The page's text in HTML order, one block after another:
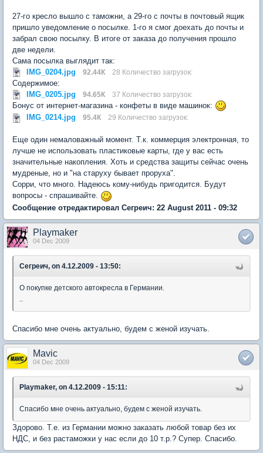
27-го кресло вышло с таможни, а 29-го с почты в почтовый ящик
пришло уведомление о посылке. 1-го я смог доехать до почты и
забрал свою посылку. В итоге от заказа до получения прошло
две недели.
Сама посылка выглядит так:
IMG_0204.jpg
92.44К 28 Количество загрузок:
Содержимое:
IMG_0205.jpg
94.65К 37 Количество загрузок:
Бонус от интернет-магазина - конфеты в виде машинок:
IMG_0214.jpg
95.4К 29 Количество загрузок:
Еще один немаловажный момент. Т.к. коммерция электронная, то
лучше не использовать пластиковые карты, где у вас есть
значительные накопления. Хоть и средства защиты сейчас очень
мудреные, но и "на старуху бывает проруха".
Сорри, что много. Надеюсь кому-нибудь пригодится. Будут
вопросы - спрашивайте.
Сообщение отредактировал Сегреич: 22 August 2011 - 09:32
Playmaker
04 Dec 2009
Сегреич, on 4.12.2009 - 13:50:
О покупке детского автокресла в Германии.
Спасибо мне очень актуально, будем с женой изучать.
Mavic
04 Dec 2009
Playmaker, on 4.12.2009 - 15:11:
Спасибо мне очень актуально, будем с женой изучать.
Здорово. Т.е. из Германии можно заказать любой товар без их
НДС, и без растаможки у нас если до 10 т.р.? Супер. Спасибо.